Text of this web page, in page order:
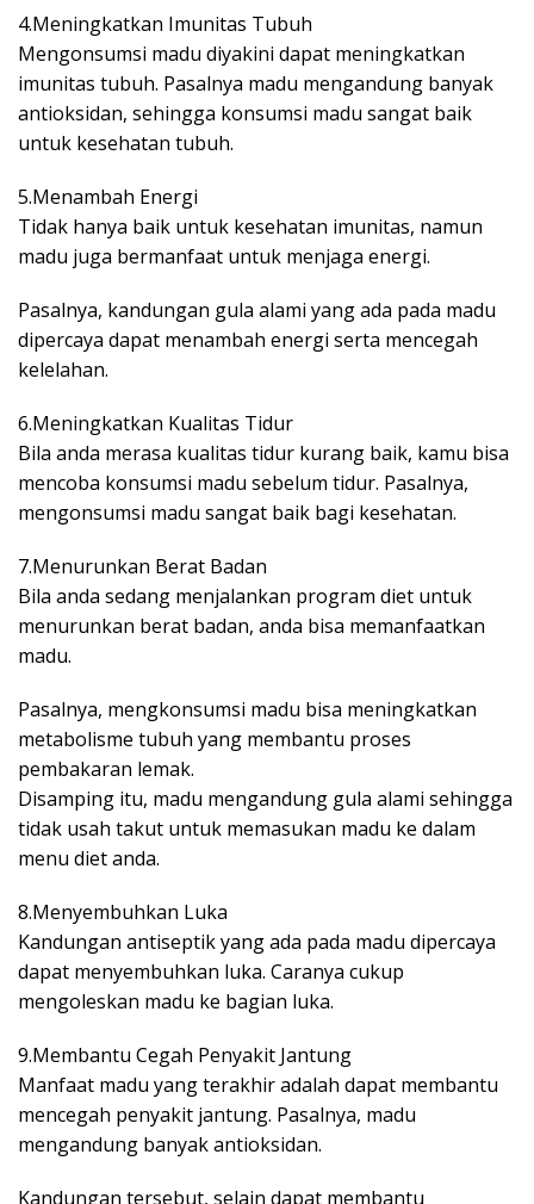
4.Meningkatkan Imunitas Tubuh
Mengonsumsi madu diyakini dapat meningkatkan
imunitas tubuh. Pasalnya madu mengandung banyak
antioksidan, sehingga konsumsi madu sangat baik
untuk kesehatan tubuh.
5.Menambah Energi
Tidak hanya baik untuk kesehatan imunitas, namun
madu juga bermanfaat untuk menjaga energi.
Pasalnya, kandungan gula alami yang ada pada madu
dipercaya dapat menambah energi serta mencegah
kelelahan.
6.Meningkatkan Kualitas Tidur
Bila anda merasa kualitas tidur kurang baik, kamu bisa
mencoba konsumsi madu sebelum tidur. Pasalnya,
mengonsumsi madu sangat baik bagi kesehatan.
7.Menurunkan Berat Badan
Bila anda sedang menjalankan program diet untuk
menurunkan berat badan, anda bisa memanfaatkan
madu.
Pasalnya, mengkonsumsi madu bisa meningkatkan
metabolisme tubuh yang membantu proses
pembakaran lemak.
Disamping itu, madu mengandung gula alami sehingga
tidak usah takut untuk memasukan madu ke dalam
menu diet anda.
8.Menyembuhkan Luka
Kandungan antiseptik yang ada pada madu dipercaya
dapat menyembuhkan luka. Caranya cukup
mengoleskan madu ke bagian luka.
9.Membantu Cegah Penyakit Jantung
Manfaat madu yang terakhir adalah dapat membantu
mencegah penyakit jantung. Pasalnya, madu
mengandung banyak antioksidan.
Kandungan tersebut, selain dapat membantu